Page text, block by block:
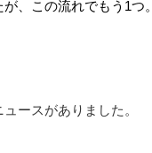
、この流れでもう1つ。
ースがありました。